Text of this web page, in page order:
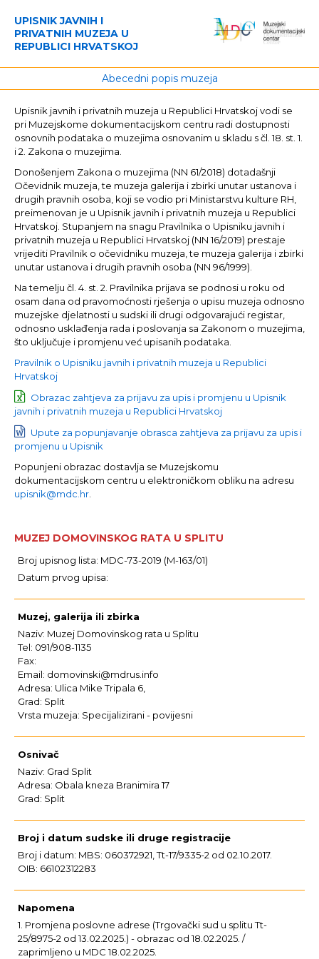
UPISNIK JAVNIH I
PRIVATNIH MUZEJA U
REPUBLICI HRVATSKOJ
Abecedni popis muzeja
Upisnik javnih i privatnih muzeja u Republici Hrvatskoj vodi se
pri Muzejskome dokumentacijskom centru radi dostupnosti
osnovnih podataka o muzejima osnovanim u skladu s čl. 18. st. 1.
i 2. Zakona o muzejima.
Donošenjem Zakona o muzejima (NN 61/2018) dotadašnji
Očevidnik muzeja, te muzeja galerija i zbirki unutar ustanova i
drugih pravnih osoba, koji se vodio pri Ministarstvu kulture RH,
preimenovan je u Upisnik javnih i privatnih muzeja u Republici
Hrvatskoj. Stupanjem na snagu Pravilnika o Upisniku javnih i
privatnih muzeja u Republici Hrvatskoj (NN 16/2019) prestaje
vrijediti Pravilnik o očevidniku muzeja, te muzeja galerija i zbirki
unutar ustanova i drugih pravnih osoba (NN 96/1999).
Na temelju čl. 4. st. 2. Pravilnika prijava se podnosi u roku od
osam dana od pravomoćnosti rješenja o upisu muzeja odnosno
muzejske djelatnosti u sudski ili drugi odgovarajući registar,
odnosno usklađenja rada i poslovanja sa Zakonom o muzejima,
što uključuje i promjenu već upisanih podataka.
Pravilnik o Upisniku javnih i privatnih muzeja u Republici
Hrvatskoj
Obrazac zahtjeva za prijavu za upis i promjenu u Upisnik
javnih i privatnih muzeja u Republici Hrvatskoj
Upute za popunjavanje obrasca zahtjeva za prijavu za upis i
promjenu u Upisnik
Popunjeni obrazac dostavlja se Muzejskomu
dokumentacijskom centru u elektroničkom obliku na adresu
upisnik@mdc.hr
MUZEJ DOMOVINSKOG RATA U SPLITU
Broj upisnog lista: MDC-73-2019 (M-163/01)
Datum prvog upisa:
Muzej, galerija ili zbirka
Naziv: Muzej Domovinskog rata u Splitu
Tel: 091/908-1135
Fax:
Email: domovinski@mdrus.info
Adresa: Ulica Mike Tripala 6,
Grad: Split
Vrsta muzeja: Specijalizirani - povijesni
Osnivač
Naziv: Grad Split
Adresa: Obala kneza Branimira 17
Grad: Split
Broj i datum sudske ili druge registracije
Broj i datum: MBS: 060372921, Tt-17/9335-2 od 02.10.2017.
OIB: 66102312283
Napomena
1. Promjena poslovne adrese (Trgovački sud u splitu Tt-
25/8975-2 od 13.02.2025.) - obrazac od 18.02.2025. /
zaprimljeno u MDC 18.02.2025.